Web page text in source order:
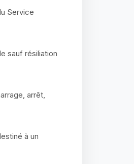
Service
sauf résiliation
arrêt,
à un